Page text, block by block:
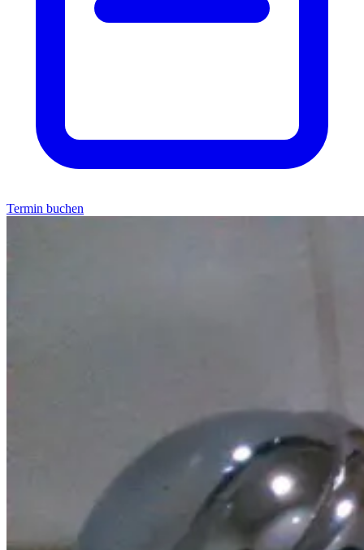
Termin buchen